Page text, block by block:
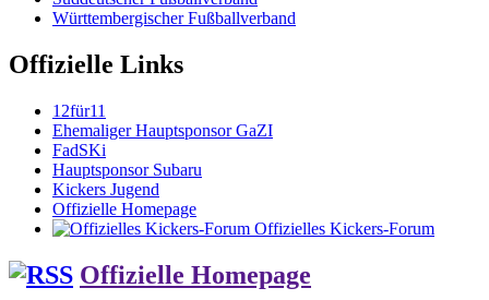
Württembergischer Fußballverband
Offizielle Links
12für11
Ehemaliger Hauptsponsor GaZI
FadSKi
Hauptsponsor Subaru
Kickers Jugend
Offizielle Homepage
Offizielles Kickers-Forum
Offizielle Homepage